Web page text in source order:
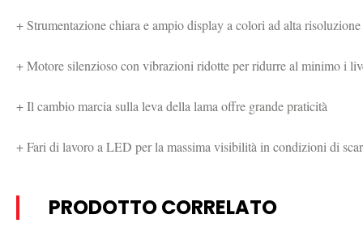
+ Strumentazione chiara e ampio display a colori ad alta risoluzione
+ Motore silenzioso con vibrazioni ridotte per ridurre al minimo i
+ Il cambio marcia sulla leva della lama offre grande praticità
+ Fari di lavoro a LED per la massima visibilità in condizioni di
PRODOTTO CORRELATO